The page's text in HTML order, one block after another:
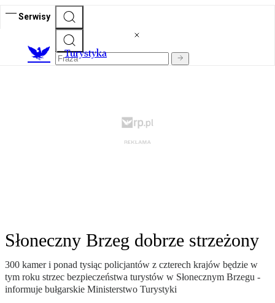
Serwisy
Turystyka
Słoneczny Brzeg dobrze strzeżony
300 kamer i ponad tysiąc policjantów z czterech krajów będzie w
tym roku strzec bezpieczeństwa turystów w Słonecznym Brzegu -
informuje bułgarskie Ministerstwo Turystyki